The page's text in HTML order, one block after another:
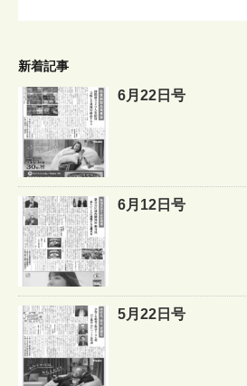
新着記事
6月22日号
6月12日号
5月22日号